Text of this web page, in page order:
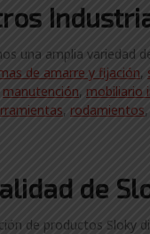
una amplia variedad
de amarre y fijación,
manutención, mobiliario
, rodamientos,
de
de productos Sloky